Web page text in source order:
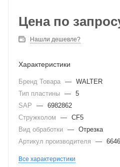
Цена по
Нашли дешевле?
Характеристики
Бренд Товара — WALTER
Тип пластины — 5
SAP
— 6982862
Стружколом
— CF5
Вид обработки — Отрезка
Артикул производителя
—
Все характеристики